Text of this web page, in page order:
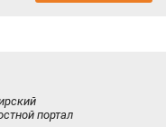
портал